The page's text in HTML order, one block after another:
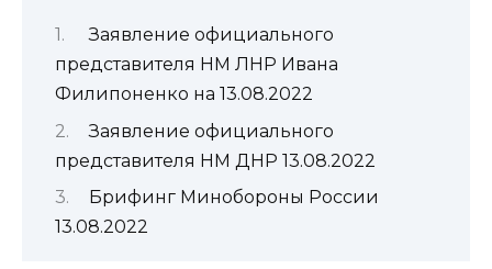
Заявление официального
представителя НМ ЛНР Ивана
Филипоненко на 13.08.2022
Заявление официального
представителя НМ ДНР 13.08.2022
Брифинг Минобороны России
13.08.2022